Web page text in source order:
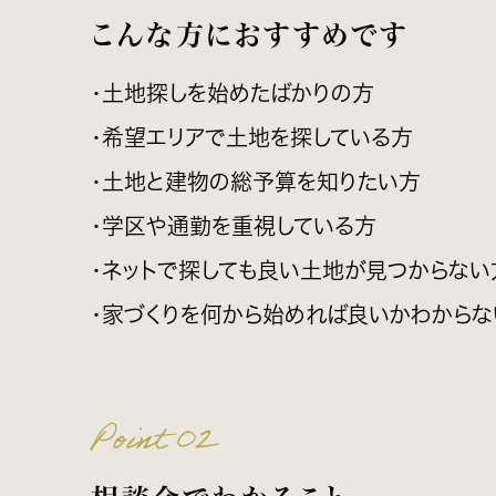
こんな方におすすめです
・土地探しを始めたばかりの方
・希望エリアで土地を探している方
・土地と建物の総予算を知りたい方
・学区や通勤を重視している方
・ネットで探しても良い土地が見つからな
・家づくりを何から始めれば良いかわから
Point 02